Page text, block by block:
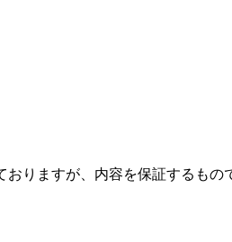
りますが、内容を保証するもの